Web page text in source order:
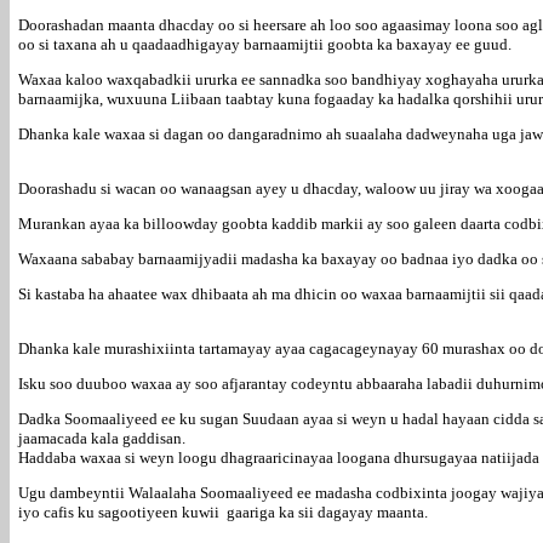
Doorashadan maanta dhacday oo si heersare ah loo soo agaasimay loona
oo si taxana ah u qaadaadhigayay barnaamijtii goobta ka baxayay ee guud.
Waxaa kaloo waxqabadkii ururka ee sannadka soo bandhiyay xoghayaha
barnaamijka, wuxuuna Liibaan taabtay kuna fogaaday ka hadalka qorshihii
Dhanka kale waxaa si dagan oo dangaradnimo ah suaalaha dadweynaha uga
Doorashadu si wacan oo wanaagsan ayey u dhacday, waloow uu jiray wa
Murankan ayaa ka billoowday goobta kaddib markii ay soo galeen daarta
Waxaana sababay barnaamijyadii madasha ka baxayay oo badnaa iyo dadka
Si kastaba ha ahaatee wax dhibaata ah ma dhicin oo waxaa barnaamijtii sii
Dhanka kale murashixiinta tartamayay ayaa cagacageynayay 60 murashax oo
Isku soo duuboo waxaa ay soo afjarantay codeyntu abbaaraha labadii
Dadka Soomaaliyeed ee ku sugan Suudaan ayaa si weyn u hadal hayaan
jaamacada kala gaddisan.
Haddaba waxaa si weyn loogu dhagraaricinayaa loogana dhursugayaa
Ugu dambeyntii Walaalaha Soomaaliyeed ee madasha codbixinta joogay
iyo cafis ku sagootiyeen kuwii gaariga ka sii dagayay maanta.